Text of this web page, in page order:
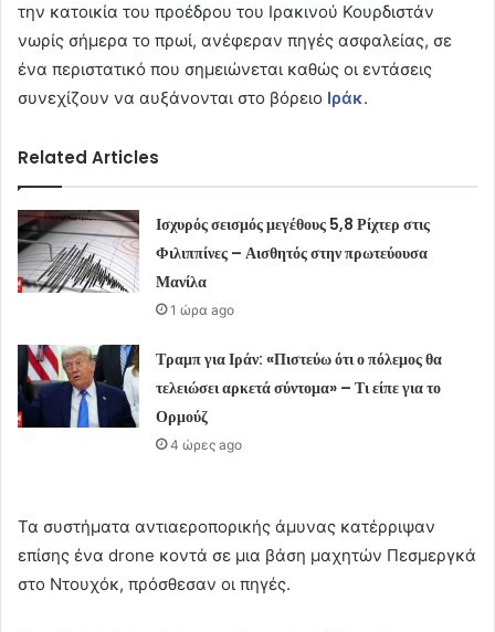
την κατοικία του προέδρου του Ιρακινού Κουρδιστάν
νωρίς σήμερα το πρωί, ανέφεραν πηγές ασφαλείας, σε
ένα περιστατικό που σημειώνεται καθώς οι εντάσεις
συνεχίζουν να αυξάνονται στο βόρειο Ιράκ.
Related Articles
Ισχυρός σεισμός μεγέθους 5,8 Ρίχτερ στις
Φιλιππίνες – Αισθητός στην πρωτεύουσα
Μανίλα
1 ώρα ago
Τραμπ για Ιράν: «Πιστεύω ότι ο πόλεμος θα
τελειώσει αρκετά σύντομα» – Τι είπε για το
Ορμούζ
4 ώρες ago
Τα συστήματα αντιαεροπορικής άμυνας κατέρριψαν
επίσης ένα drone κοντά σε μια βάση μαχητών Πεσμεργκά
στο Ντουχόκ, πρόσθεσαν οι πηγές.